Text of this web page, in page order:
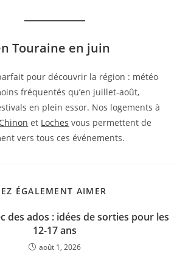
Touraine en juin
pour découvrir la région : météo
fréquentés qu’en juillet-août,
en plein essor. Nos logements à
Chinon et Loches vous permettent de
vers tous ces événements.
ÉGALEMENT AIMER
des ados : idées de sorties pour les
12-17 ans
août 1, 2026